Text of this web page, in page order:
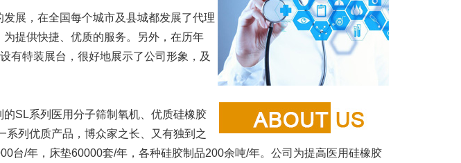
，在全国每个城市及县城都发展了代理
提供快捷、优质的服务。另外，在历年
有特装展台，很好地展示了公司形象，及
SL系列医用分子筛制氧机、优质硅橡胶
列优质产品，博众家之长、又有独到之
台/年，床垫60000套/年，各种硅胶制品200余吨/年。公司为提高医用硅橡胶